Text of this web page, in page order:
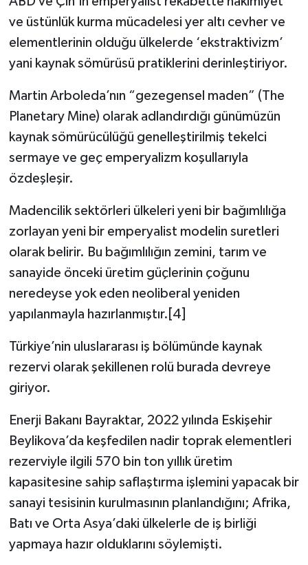
ve üstünlük kurma mücadelesi yer altı cevher ve
elementlerinin olduğu ülkelerde ‘ekstraktivizm’
yani kaynak sömürüsü pratiklerini derinleştiriyor.
Martin Arboleda’nın “gezegensel maden” (The
Planetary Mine) olarak adlandırdığı günümüzün
kaynak sömürücülüğü genelleştirilmiş tekelci
sermaye ve geç emperyalizm koşullarıyla
özdeşleşir.
Madencilik sektörleri ülkeleri yeni bir bağımlılığa
zorlayan yeni bir emperyalist modelin suretleri
olarak belirir. Bu bağımlılığın zemini, tarım ve
sanayide önceki üretim güçlerinin çoğunu
neredeyse yok eden neoliberal yeniden
yapılanmayla hazırlanmıştır.[4]
Türkiye’nin uluslararası iş bölümünde kaynak
rezervi olarak şekillenen rolü burada devreye
giriyor.
Enerji Bakanı Bayraktar, 2022 yılında Eskişehir
Beylikova’da keşfedilen nadir toprak elementleri
rezerviyle ilgili 570 bin ton yıllık üretim
kapasitesine sahip saflaştırma işlemini yapacak bir
sanayi tesisinin kurulmasının planlandığını; Afrika,
Batı ve Orta Asya’daki ülkelerle de iş birliği
yapmaya hazır olduklarını söylemişti.